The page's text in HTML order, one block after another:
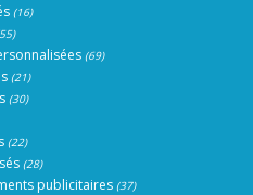
(16)
(69)
(21)
(30)
(22)
(28)
publicitaires (37)